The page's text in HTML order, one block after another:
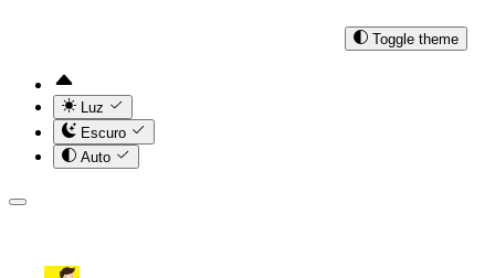
Toggle theme
Luz
Escuro
Auto